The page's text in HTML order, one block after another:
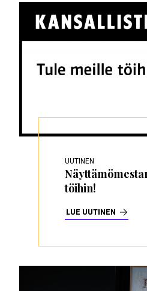
UUTINEN
töihin!
LUE UUTINEN